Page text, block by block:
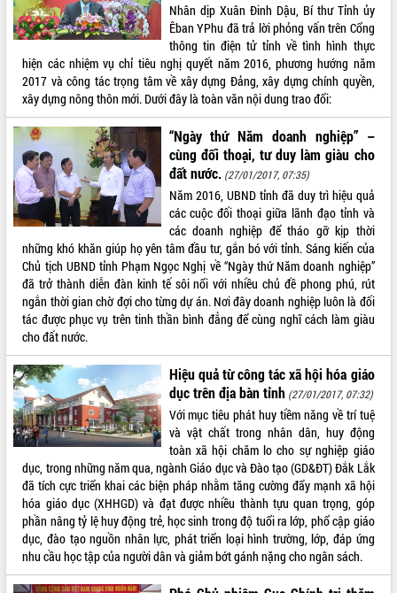
VIDEO
Loading the player...
Khám bệnh, cấp phát thuốc miễn phí
và tặng quà người dân xã Cư Pui
Hội nghị UBND tỉnh Đắk Lắk thường kỳ
tháng 7/2026
Lễ truy tặng danh hiệu “Bà Mẹ Việt
Nam Anh hùng” và trao Huân chương
Lao động
UBND tỉnh Đắk Lắk triển khai nhiệm
vụ 6 tháng cuối năm 2026
Kỳ họp thứ Hai, Hội đồng nhân dân
tỉnh khóa XI quyết nghị nhiều nội dung
quan trọng
Bí thư Tỉnh ủy Lương Nguyễn Minh
Triết thăm, tặng quà người có công với
cách mạng
Rà soát, hoàn thiện hệ thống thiết chế
văn hóa, thể thao đáp ứng yêu cầu
phát triển mới
ALBUM ẢNH
LIÊN KẾT WEB
Nhân dịp Xuân Đinh Dậu, Bí thư Tỉnh ủy
Êban YPhu đã trả lời phỏng vấn trên Cổng
thông tin điện tử tỉnh về tình hình thực
hiện các nhiệm vụ chỉ tiêu nghị quyết năm 2016, phương hướng năm
2017 và công tác trọng tâm về xây dựng Đảng, xây dựng chính quyền,
xây dựng nông thôn mới. Dưới đây là toàn văn nội dung trao đổi:
“Ngày thứ Năm doanh nghiệp” –
cùng đối thoại, tư duy làm giàu cho
đất nước. (27/01/2017, 07:35)
Năm 2016, UBND tỉnh đã duy trì hiệu quả
các cuộc đối thoại giữa lãnh đạo tỉnh và
các doanh nghiệp để tháo gỡ kịp thời
những khó khăn giúp họ yên tâm đầu tư, gắn bó với tỉnh. Sáng kiến của
Chủ tịch UBND tỉnh Phạm Ngọc Nghị về “Ngày thứ Năm doanh nghiệp”
đã trở thành diễn đàn kinh tế sôi nổi với nhiều chủ đề phong phú, rút
ngắn thời gian chờ đợi cho từng dự án. Nơi đây doanh nghiệp luôn là đối
tác được phục vụ trên tinh thần bình đẳng để cùng nghĩ cách làm giàu
cho đất nước.
Hiệu quả từ công tác xã hội hóa giáo
dục trên địa bàn tỉnh (27/01/2017, 07:32)
Với mục tiêu phát huy tiềm năng về trí tuệ
và vật chất trong nhân dân, huy động
toàn xã hội chăm lo cho sự nghiệp giáo
dục, trong những năm qua, ngành Giáo dục và Đào tạo (GD&ĐT) Đắk Lắk
đã tích cực triển khai các biện pháp nhằm tăng cường đẩy mạnh xã hội
hóa giáo dục (XHHGD) và đạt được nhiều thành tựu quan trọng, góp
phần nâng tỷ lệ huy động trẻ, học sinh trong độ tuổi ra lớp, phổ cập giáo
dục, đào tạo nguồn nhân lực, phát triển loại hình trường, lớp, đáp ứng
nhu cầu học tập của người dân và giảm bớt gánh nặng cho ngân sách.